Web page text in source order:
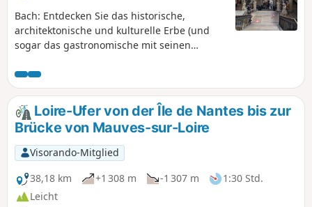
Bach: Entdecken Sie das historische,
architektonische und kulturelle Erbe (und
sogar das gastronomische mit seinen
Loire-Ufer von der Île de Nantes bis zur
Brücke von Mauves-sur-Loire
Visorando-Mitglied
38,18 km
+1 308 m -1 307 m
1:30 Std.
Leicht